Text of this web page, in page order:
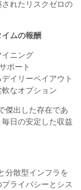
れたリスクゼロの
ムの報酬
ニング
ポート
イリーペイアウト
なオプション
傑出した存在であ
日の安定した収益
分散型インフラを
ライバシーとシス